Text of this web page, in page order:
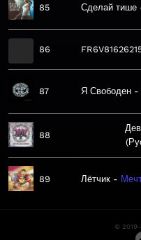
85 Сделай тише
86
87 Я Свободен
88
89 Лётчик
©